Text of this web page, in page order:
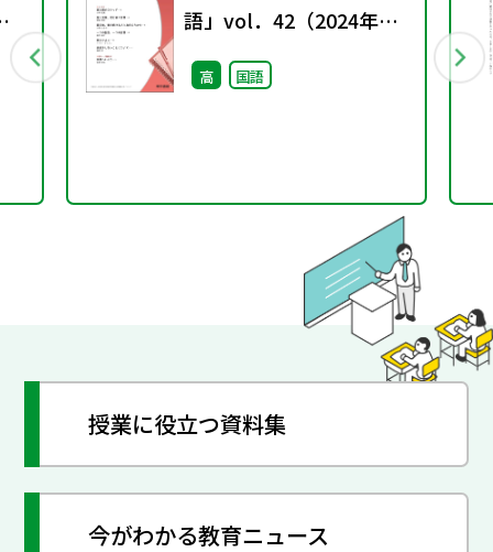
語」vol．42（2024年秋
号）
高 国語
授業に役立つ資料集
今がわかる教育ニュース